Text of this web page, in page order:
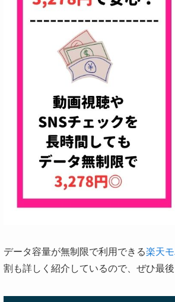
データ容量が無制限で利用できる楽天
割も詳しく紹介しているので、ぜひ最